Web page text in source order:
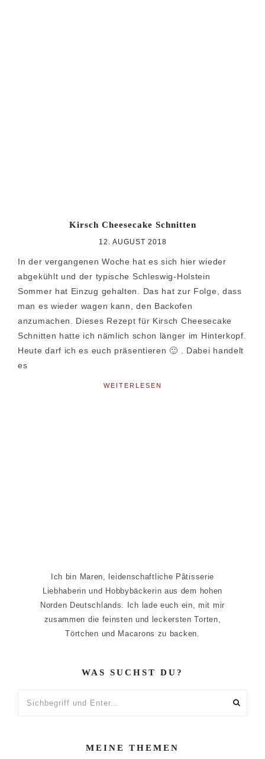
Kirsch Cheesecake Schnitten
12. AUGUST 2018
In der vergangenen Woche hat es sich hier wieder
abgekühlt und der typische Schleswig-Holstein
Sommer hat Einzug gehalten. Das hat zur Folge, dass
man es wieder wagen kann, den Backofen
anzumachen. Dieses Rezept für Kirsch Cheesecake
Schnitten hatte ich nämlich schon länger im Hinterkopf.
Heute darf ich es euch präsentieren 🙂 . Dabei handelt
es
WEITERLESEN
Ich bin Maren, leidenschaftliche Pâtisserie
Liebhaberin und Hobbybäckerin aus dem hohen
Norden Deutschlands. Ich lade euch ein, mit mir
zusammen die feinsten und leckersten Torten,
Törtchen und Macarons zu backen.
WAS SUCHST DU?
MEINE THEMEN